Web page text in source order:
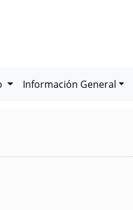
Información General